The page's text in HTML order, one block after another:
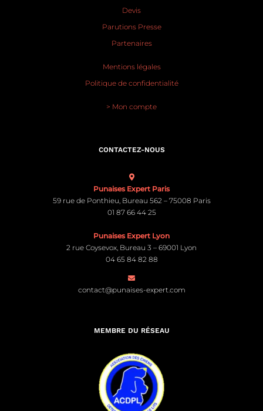
Devis
Parutions Presse
Partenaires
Mentions légales
Politique de confidentialité
> Mon compte
CONTACTEZ-NOUS
Punaises Expert Paris
59 rue de Ponthieu, Bureau 562 – 75008 Paris
01 87 66 44 25
Punaises Expert Lyon
2 rue Coysevox, Bureau 3 – 69001 Lyon
04 65 84 82 88
contact@punaises-expert.com
MEMBRE DU RÉSEAU